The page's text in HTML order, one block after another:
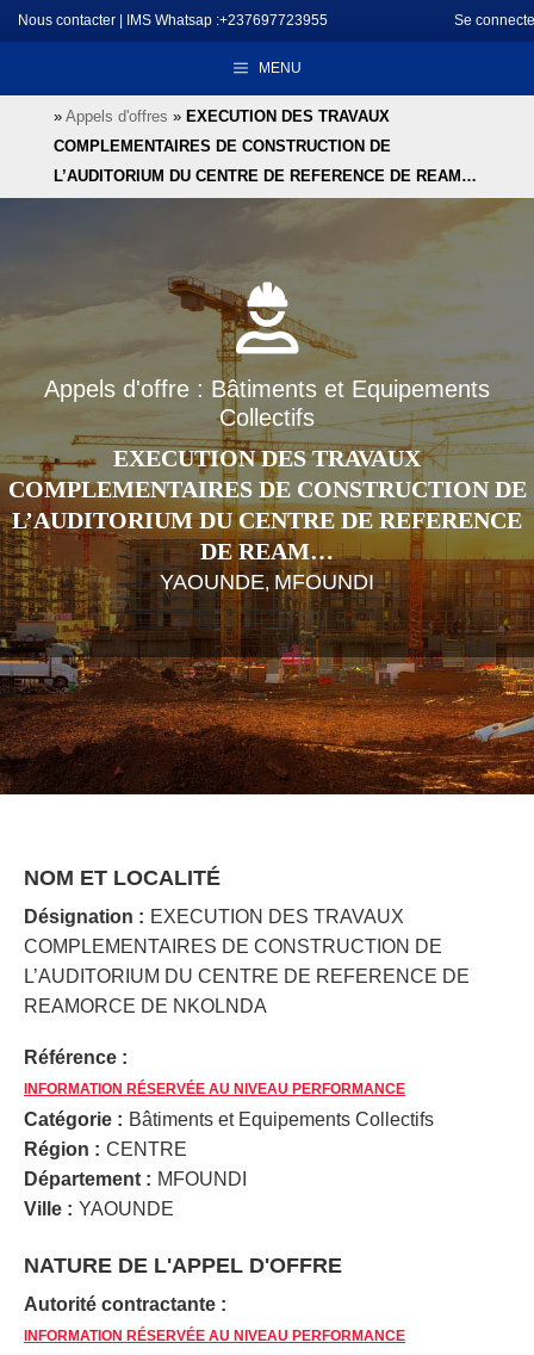
Aller
au
Nous contacter IMS Whatsap :+237697723955 Se
MENU
» Appels d'offres » EXECUTION DES TRAVAUX
COMPLEMENTAIRES DE CONSTRUCTION DE
L’AUDITORIUM DU CENTRE DE REFERENCE DE REAM…
Appels d'offre : Bâtiments et Equipements
Collectifs
EXECUTION DES TRAVAUX
COMPLEMENTAIRES DE CONSTRUCTION DE
L’AUDITORIUM DU CENTRE DE REFERENCE
DE REAM…
YAOUNDE, MFOUNDI
NOM ET LOCALITÉ
Désignation : EXECUTION DES TRAVAUX
COMPLEMENTAIRES DE CONSTRUCTION DE
L’AUDITORIUM DU CENTRE DE REFERENCE DE
REAMORCE DE NKOLNDA
Référence :
INFORMATION RÉSERVÉE AU NIVEAU PERFORMANCE
Catégorie : Bâtiments et Equipements Collectifs
Région : CENTRE
Département : MFOUNDI
Ville : YAOUNDE
NATURE DE L'APPEL D'OFFRE
Autorité contractante :
INFORMATION RÉSERVÉE AU NIVEAU PERFORMANCE